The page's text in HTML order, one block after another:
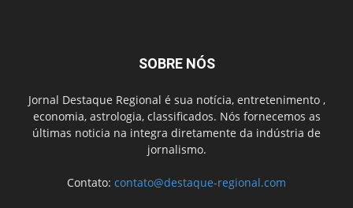
SOBRE NÓS
Jornal Destaque Regional é sua notícia, entretenimento ,
economia, astrologia, classificados. Nós fornecemos as
últimas noticia na integra diretamente da indústria de
jornalismo.
Contato: contato@destaque-regional.com